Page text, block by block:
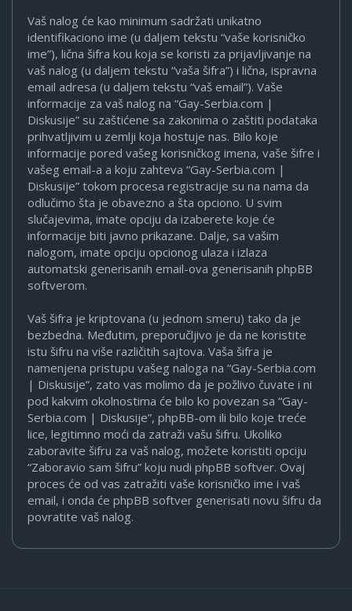
Vaš nalog će kao minimum sadržati unikatno
identifikaciono ime (u daljem tekstu “vaše korisničko
ime”), lična šifra kou koja se koristi za prijavljivanje na
vaš nalog (u daljem tekstu “vaša šifra”) i lična, ispravna
email adresa (u daljem tekstu “vaš email”). Vaše
informacije za vaš nalog na “Gay-Serbia.com |
Diskusije” su zaštićene sa zakonima o zaštiti podataka
prihvatljivim u zemlji koja hostuje nas. Bilo koje
informacije pored vašeg korisničkog imena, vaše šifre i
vašeg email-a a koju zahteva “Gay-Serbia.com |
Diskusije” tokom procesa registracije su na nama da
odlučimo šta je obavezno a šta opciono. U svim
slučajevima, imate opciju da izaberete koje će
informacije biti javno prikazane. Dalje, sa vašim
nalogom, imate opciju opcionog ulaza i izlaza
automatski generisanih email-ova generisanih phpBB
softverom.
Vaš šifra je kriptovana (u jednom smeru) tako da je
bezbedna. Međutim, preporučljivo je da ne koristite
istu šifru na više različitih sajtova. Vaša šifra je
namenjena pristupu vašeg naloga na “Gay-Serbia.com
| Diskusije”, zato vas molimo da je požlivo čuvate i ni
pod kakvim okolnostima će bilo ko povezan sa “Gay-
Serbia.com | Diskusije”, phpBB-om ili bilo koje treće
lice, legitimno moći da zatraži vašu šifru. Ukoliko
zaboravite šifru za vaš nalog, možete koristiti opciju
“Zaboravio sam šifru” koju nudi phpBB softver. Ovaj
proces će od vas zatražiti vaše korisničko ime i vaš
email, i onda će phpBB softver generisati novu šifru da
povratite vaš nalog.